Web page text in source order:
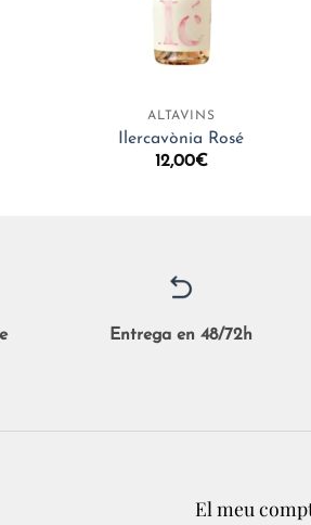
ALTAVINS
Ilercavònia Rosé
12,00€
Entrega en 48/72h
El meu